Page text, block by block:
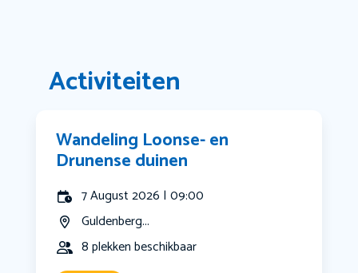
Activiteiten
Wandeling Loonse- en
Drunense duinen
7 August 2026 | 09:00
Guldenberg...
8 plekken beschikbaar